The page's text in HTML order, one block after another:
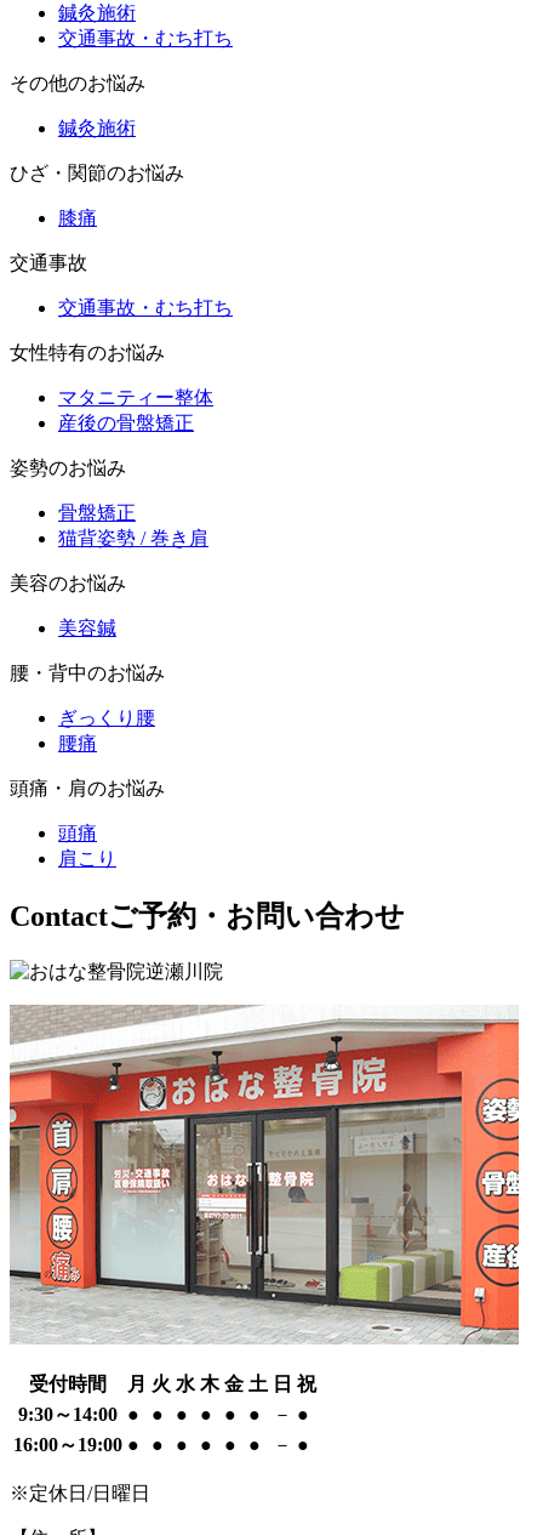
鍼灸施術
交通事故・むち打ち
その他のお悩み
鍼灸施術
ひざ・関節のお悩み
膝痛
交通事故
交通事故・むち打ち
女性特有のお悩み
マタニティー整体
産後の骨盤矯正
姿勢のお悩み
骨盤矯正
猫背姿勢 / 巻き肩
美容のお悩み
美容鍼
腰・背中のお悩み
ぎっくり腰
腰痛
頭痛・肩のお悩み
頭痛
肩こり
Contactご予約・お問い合わせ
受付時間 月 火 水 木 金 土 日 祝
9:30～14:00 ● ● ● ● ● ● － ●
16:00～19:00 ● ● ● ● ● ● － ●
※定休日/日曜日